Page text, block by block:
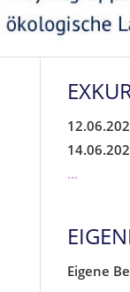
...
Eigene